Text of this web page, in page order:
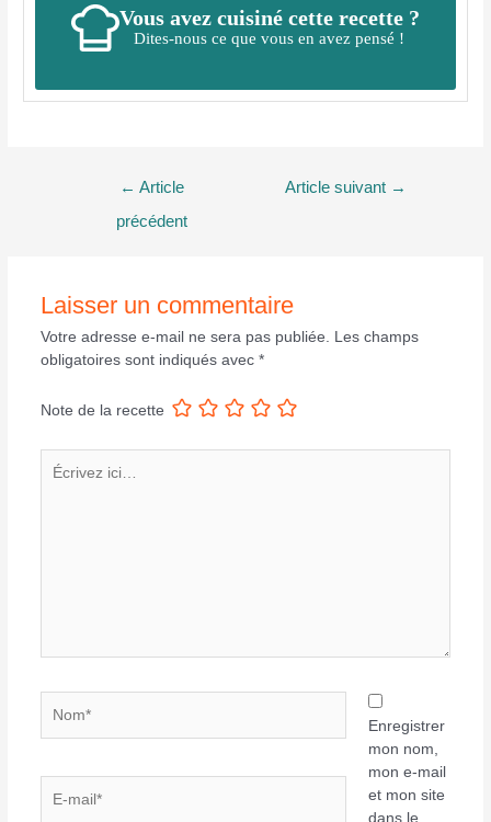
Vous avez cuisiné cette recette ?
Dites-nous ce que vous en avez pensé !
← Article
précédent
Article suivant →
Laisser un commentaire
Votre adresse e-mail ne sera pas publiée. Les champs
obligatoires sont indiqués avec *
Note de la recette
ici…
mail*
Enregistrer
mon nom,
mon e-mail
et mon site
dans le